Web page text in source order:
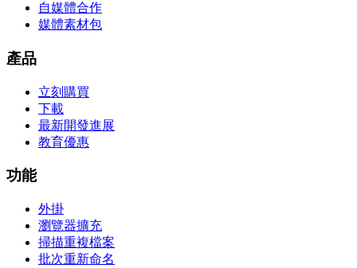
自媒體合作
媒體素材包
產品
立刻購買
下載
最新開發進展
教育優惠
功能
外掛
瀏覽器擴充
掃描重複檔案
批次重新命名